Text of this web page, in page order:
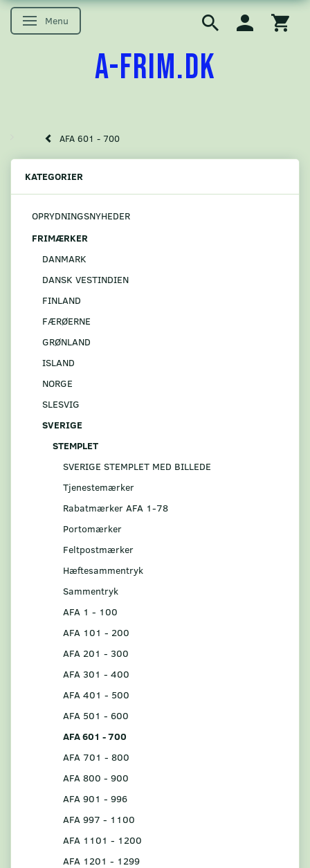
Skifte navigation
Menu
A-FRIM.DK
AFA 601 - 700
KATEGORIER
OPRYDNINGSNYHEDER
FRIMÆRKER
DANMARK
DANSK VESTINDIEN
FINLAND
FÆRØERNE
GRØNLAND
ISLAND
NORGE
SLESVIG
SVERIGE
STEMPLET
SVERIGE STEMPLET MED BILLEDE
Tjenestemærker
Rabatmærker AFA 1-78
Portomærker
Feltpostmærker
Hæftesammentryk
Sammentryk
AFA 1 - 100
AFA 101 - 200
AFA 201 - 300
AFA 301 - 400
AFA 401 - 500
AFA 501 - 600
AFA 601 - 700
AFA 701 - 800
AFA 800 - 900
AFA 901 - 996
AFA 997 - 1100
AFA 1101 - 1200
AFA 1201 - 1299